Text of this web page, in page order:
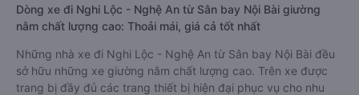
Dòng xe đi Nghi Lộc - Nghệ An từ Sân bay Nội Bài giường
nằm chất lượng cao: Thoải mái, giá cả tốt nhất
Những nhà xe đi Nghi Lộc - Nghệ An từ Sân bay Nội Bài đều
sở hữu những xe giường nằm chất lượng cao. Trên xe được
trang bị đầy đủ các trang thiết bị hiện đại phục vụ cho nhu